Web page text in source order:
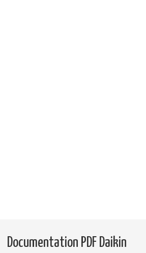
Documentation PDF Daikin